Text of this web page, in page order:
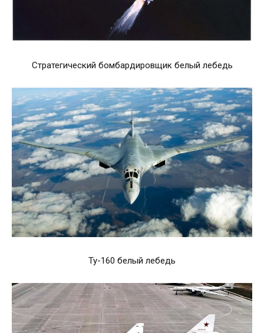
Стратегический бомбардировщик белый лебедь
Ту-160 белый лебедь